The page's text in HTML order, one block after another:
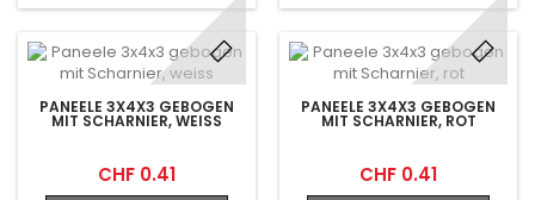
PANEELE 3X4X3 GEBOGEN
MIT SCHARNIER, WEISS
CHF 0.41
PANEELE 3X4X3 GEBOGEN
MIT SCHARNIER, ROT
CHF 0.41